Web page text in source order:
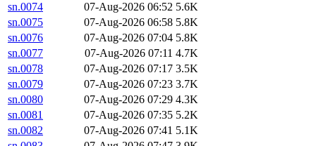
sn.0074
07-Aug-2026 06:52 5.6K
sn.0075
07-Aug-2026 06:58 5.8K
sn.0076
07-Aug-2026 07:04 5.8K
sn.0077
07-Aug-2026 07:11 4.7K
sn.0078
07-Aug-2026 07:17 3.5K
sn.0079
07-Aug-2026 07:23 3.7K
sn.0080
07-Aug-2026 07:29 4.3K
sn.0081
07-Aug-2026 07:35 5.2K
sn.0082
07-Aug-2026 07:41 5.1K